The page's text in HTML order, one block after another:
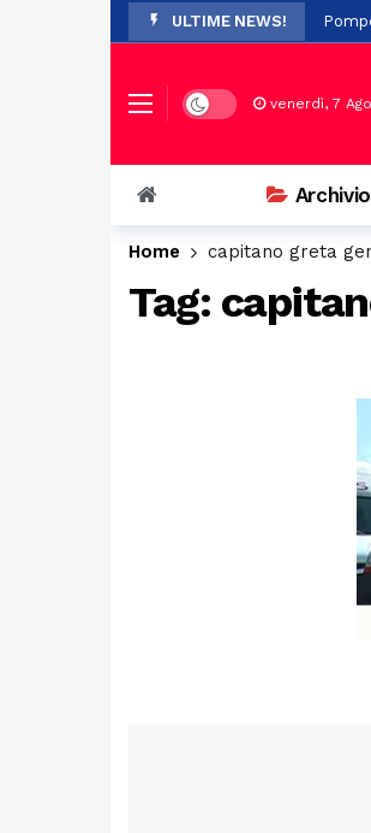
ULTIME NEWS!
A
Vasto
Auto
Dark mode venerdì, 7
Home capitano greta
Tag: